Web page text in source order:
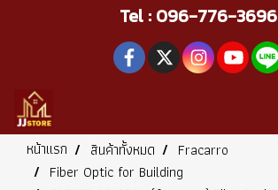
Tel : 096-776-3696
หน้าแรก สินค้าทั้งหมด
Fracarro
Fiber Optic for Building